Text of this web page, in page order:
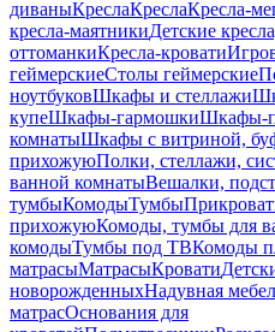
диваныКреслаКреслаКресла-
кресла-маятникиДетские
оттоманкиКресла-кровати
геймерскиеСтолы геймерские
ноутбуковШкафы и стеллажи
купеШкафы-гармошкиШкафы-
комнатыШкафы с витриной,
прихожуюПолки, стеллажи,
ванной комнатыВешалки,
тумбыКомодыТумбы
прихожуюКомоды, тумбы для
комодыТумбы под ТВКомоды
матрасыМатрасыКровати
новорожденныхНадувная
матрасОснования для